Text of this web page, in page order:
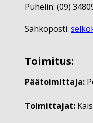
Puhelin: (09)
Sähköposti:
Toimitus:
Päätoimittaja:
Toimittajat: